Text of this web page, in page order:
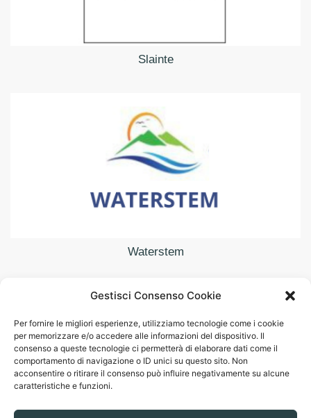
Gestisci Consenso Cookie
Per fornire le migliori esperienze, utilizziamo tecnologie come i cookie
per memorizzare e/o accedere alle informazioni del dispositivo. Il
consenso a queste tecnologie ci permetterà di elaborare dati come il
comportamento di navigazione o ID unici su questo sito. Non
acconsentire o ritirare il consenso può influire negativamente su alcune
caratteristiche e funzioni.
Slainte
Waterstem
Consiglio Nazionale delle Ricerche – Istituto di Ricerca
per la Protezione Idrogeologica
Via Madonna Alta 126
06128 - Perugia (PG)
+39 075 5854417